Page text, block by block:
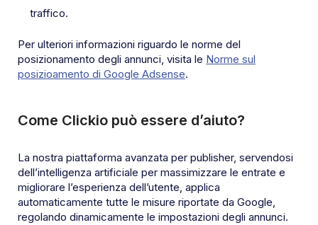
traffico.
Per ulteriori informazioni riguardo le norme del
posizionamento degli annunci, visita le Norme sul
posizioamento di Google Adsense.
Come Clickio può essere d’aiuto?
La nostra piattaforma avanzata per publisher, servendosi
dell’intelligenza artificiale per massimizzare le entrate e
migliorare l’esperienza dell’utente, applica
automaticamente tutte le misure riportate da Google,
regolando dinamicamente le impostazioni degli annunci.